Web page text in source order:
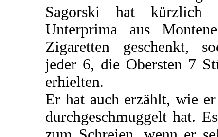
Sagorski hat kürzlich
Unterprima aus
Zigaretten geschenkt,
jeder 6, die Obersten 7
erhielten.
Er hat auch erzählt, wie
durchgeschmuggelt hat.